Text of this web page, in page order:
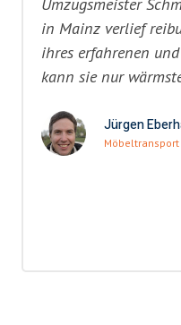
in Mainz verlief
ihres erfahrenen
kann sie nur
Jürgen